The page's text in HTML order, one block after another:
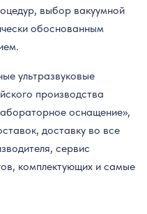
выбор вакуумной
обоснованным
ультразвуковые
производства
оснащение»,
доставку во все
сервис
комплектующих и самые